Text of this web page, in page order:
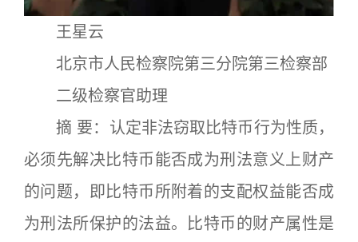
王星云
北京市人民检察院第三分院第三检察部
二级检察官助理
摘 要：认定非法窃取比特币行为性质，
必须先解决比特币能否成为刑法意义上财产
的问题，即比特币所附着的支配权益能否成
为刑法所保护的法益。比特币的财产属性是